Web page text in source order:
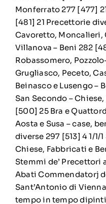
Monferrato 277 [477]
[481] 21 Precettorie
Cavoretto, Moncalieri,
Villanova – Beni 282
Robassomero,
Grugliasco, Peceto,
Beinasco e Lusengo –
San Secondo –
[500] 25 Bra e
Aosta e Susa – case,
diverse 297 [513] 4 1/1/
Chiese, Fabbricati e
Stemmi de’ Precettori
Abati Commendatorj
Sant’Antonio di
tempo in tempo